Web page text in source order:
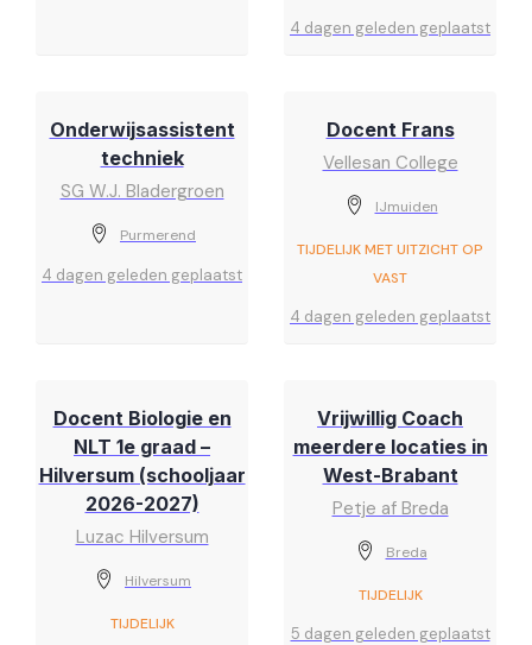
4 dagen geleden geplaatst
Onderwijsassistent
techniek
SG W.J. Bladergroen
Purmerend
4 dagen geleden geplaatst
Docent Frans
Vellesan College
IJmuiden
TIJDELIJK MET UITZICHT OP
VAST
4 dagen geleden geplaatst
Docent Biologie en
NLT 1e graad –
Hilversum (schooljaar
2026-2027)
Luzac Hilversum
Hilversum
TIJDELIJK
Vrijwillig Coach
meerdere locaties in
West-Brabant
Petje af Breda
Breda
TIJDELIJK
5 dagen geleden geplaatst